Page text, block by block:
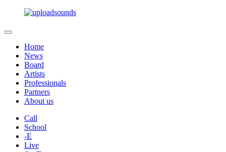
Home
News
Board
Artists
Professionals
Partners
About us
Call
School
-E
Live